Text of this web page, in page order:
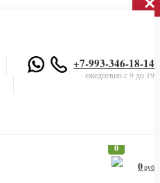
+7-993-346-18-14
ежедневно с 9 до 19
0
0руб